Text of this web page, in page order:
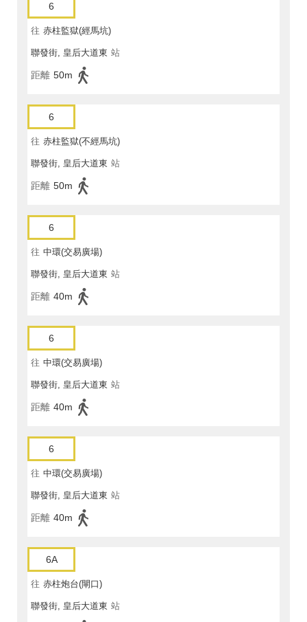
6
往 赤柱監獄(經馬坑)
聯發街, 皇后大道東 站
距離 50m
6
往 赤柱監獄(不經馬坑)
聯發街, 皇后大道東 站
距離 50m
6
往 中環(交易廣場)
聯發街, 皇后大道東 站
距離 40m
6
往 中環(交易廣場)
聯發街, 皇后大道東 站
距離 40m
6
往 中環(交易廣場)
聯發街, 皇后大道東 站
距離 40m
6A
往 赤柱炮台(閘口)
聯發街, 皇后大道東 站